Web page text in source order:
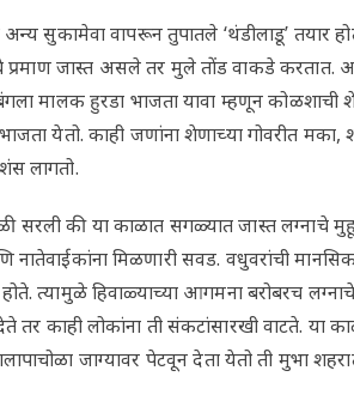
सुकामेवा वापरून तुपातले ‘थंडीलाडू’ तयार
प्रमाण जास्त असले तर मुले तोंड वाकडे करतात.
मालक हुरडा भाजता यावा म्हणून कोळशाची
येतो. काही जणांना शेणाच्या गोवरीत
लागतो.
सरली की या काळात सगळ्यात जास्त लग्नाचे
नातेवाईकांना मिळणारी सवड. वधुवरांची
त्यामुळे हिवाळ्याच्या आगमना बरोबरच
तर काही लोकांना ती संकटांसारखी वाटते. या
जाग्यावर पेटवून देता येतो ती मुभा